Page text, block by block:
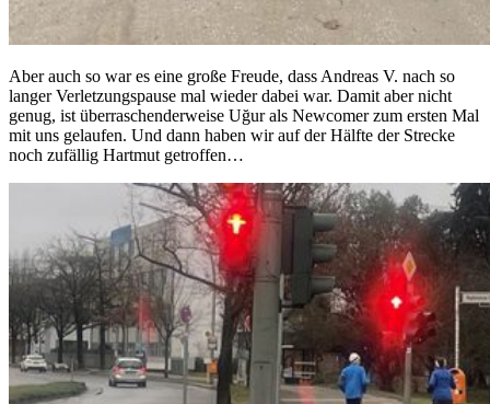
Aber auch so war es eine große Freude, dass Andreas V. nach so
langer Verletzungspause mal wieder dabei war. Damit aber nicht
genug, ist überraschenderweise Uğur als Newcomer zum ersten Mal
mit uns gelaufen. Und dann haben wir auf der Hälfte der Strecke
noch zufällig Hartmut getroffen…